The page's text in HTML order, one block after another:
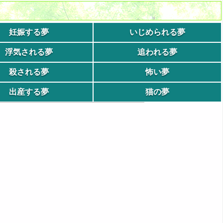
妊娠する夢 いじめられる夢
浮気される夢 追われる夢
殺される夢 怖い夢
出産する夢 猫の夢